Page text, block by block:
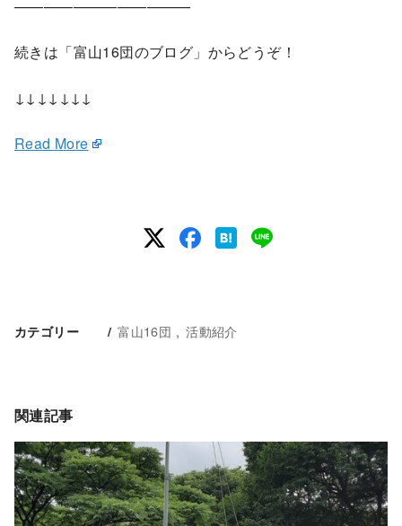
————————————
続きは「富山16団のブログ」からどうぞ！
↓↓↓↓↓↓↓
Read More
カテゴリー 富山16団 活動紹介
関連記事